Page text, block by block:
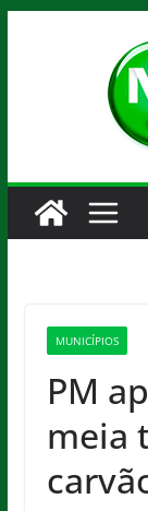
MUNICÍPIOS
PM
meia